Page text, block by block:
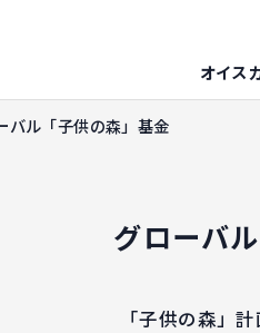
オイス
バル「子供の森」基金
グローバ
「子供の森」